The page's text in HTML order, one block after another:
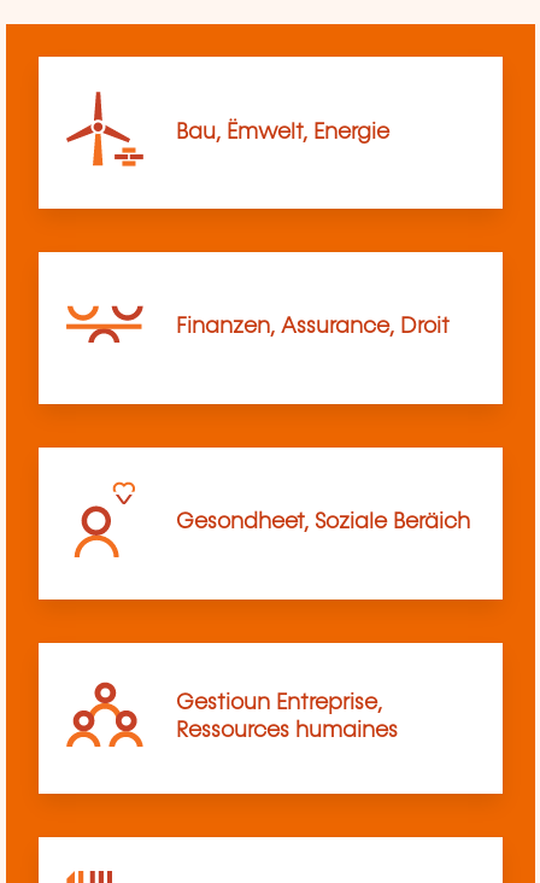
Bau, Ëmwelt, Energie
Finanzen, Assurance, Droit
Gesondheet, Soziale Beräich
Gestioun Entreprise,
Ressources humaines